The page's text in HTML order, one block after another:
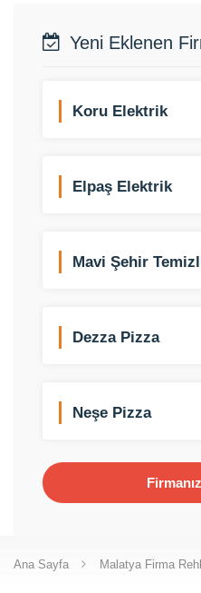
Yeni Eklenen
Koru Elektrik
Elpaş Elektrik
Mavi Şehir
Dezza Pizza
Neşe Pizza
Ana Sayfa Malatya Firma